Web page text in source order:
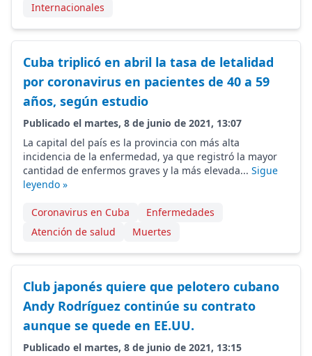
Internacionales
Cuba triplicó en abril la tasa de letalidad
por coronavirus en pacientes de 40 a 59
años, según estudio
Publicado el martes, 8 de junio de 2021, 13:07
La capital del país es la provincia con más alta
incidencia de la enfermedad, ya que registró la mayor
cantidad de enfermos graves y la más elevada... Sigue
leyendo »
Coronavirus en Cuba
Enfermedades
Atención de salud
Muertes
Club japonés quiere que pelotero cubano
Andy Rodríguez continúe su contrato
aunque se quede en EE.UU.
Publicado el martes, 8 de junio de 2021, 13:15